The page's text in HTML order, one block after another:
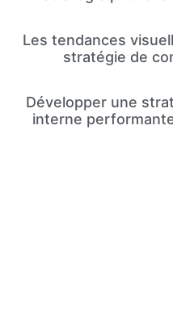
Les tendances
stratégie de
Développer une
interne